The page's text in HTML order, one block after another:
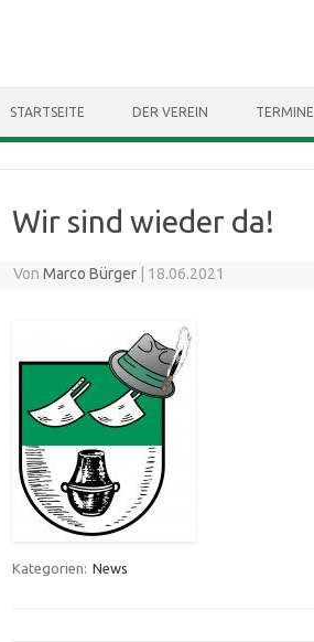
STARTSEITE DER VEREIN TERMINE
Wir sind wieder da!
VonMarco Bürger 18.06.2021
Kategorien: News